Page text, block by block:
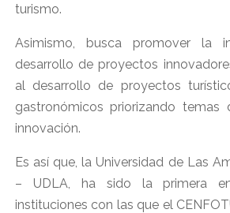
turismo.
Asimismo, busca promover la
desarrollo de proyectos
al desarrollo de proyectos
gastronómicos priorizando temas
innovación.
Es así que, la Universidad de Las
– UDLA, ha sido la primera
instituciones con las que el